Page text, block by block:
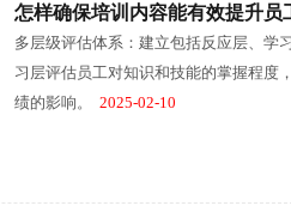
怎样确保培训内容能有效提升员
多层级评估体系：建立包括反应层、学
习层评估员工对知识和技能的掌握程度
绩的影响。
2025-02-10